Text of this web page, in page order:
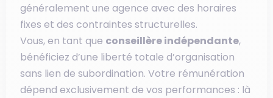
généralement une agence avec des horaires
fixes et des contraintes structurelles.
Vous, en tant que conseillère indépendante,
bénéficiez d’une liberté totale d’organisation
sans lien de subordination. Votre rémunération
dépend exclusivement de vos performances : là